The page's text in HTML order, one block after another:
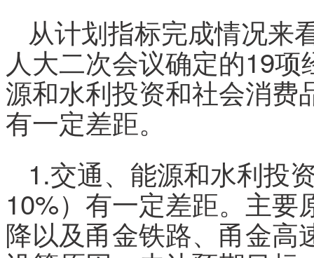
从计划指标完成情况来
人大二次会议确定的19
源和水利投资和社会消费
有一定差距。
1.交通、能源和水利投
10%）有一定差距。主
降以及甬金铁路、甬金高